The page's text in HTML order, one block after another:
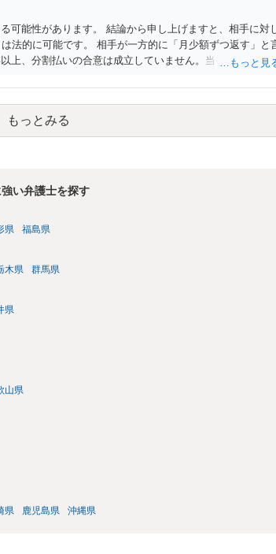
可能性があります。 結論から申し上げますと、相手に対
法的に可能です。 相手が一方的に「月少額ずつ返す」と
上、分割払いの合意は成立していません。当初の返済期日
ッセージ等で「分割払いには同意していないため、残額の
の本名・住所の確認：応じない場合に法的手段（少額訴
からない場合は、まず本名や住所の特定を進めてくださ
事実も踏まえ、応じない場合は法的措置を辞さない姿勢で
もっとみる
い弁護士を探す
県 福島県
木県 群馬県
県
山県
県 鹿児島県 沖縄県